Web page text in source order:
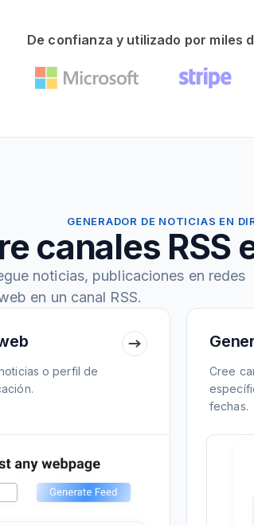
De confianza y utilizado por miles
GENERADOR DE NOTICIAS EN
canales RSS
noticias, publicaciones en redes
en un canal RSS.
o perfil de
Cree
fechas.